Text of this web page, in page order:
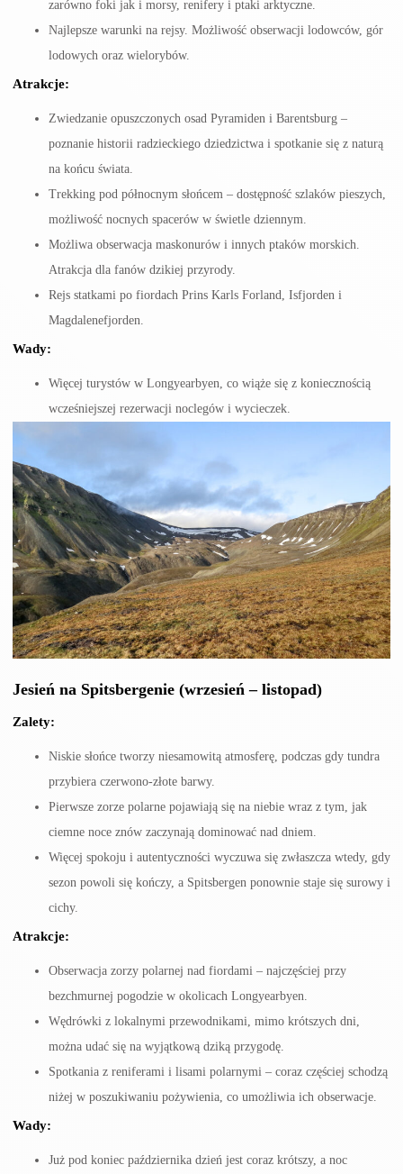
zarówno foki jak i morsy, renifery i ptaki arktyczne.
Najlepsze warunki na rejsy. Możliwość obserwacji lodowców, gór
lodowych oraz wielorybów.
Atrakcje:
Zwiedzanie opuszczonych osad Pyramiden i Barentsburg –
poznanie historii radzieckiego dziedzictwa i spotkanie się z naturą
na końcu świata.
Trekking pod północnym słońcem – dostępność szlaków pieszych,
możliwość nocnych spacerów w świetle dziennym.
Możliwa obserwacja maskonurów i innych ptaków morskich.
Atrakcja dla fanów dzikiej przyrody.
Rejs statkami po fiordach Prins Karls Forland, Isfjorden i
Magdalenefjorden.
Wady:
Więcej turystów w Longyearbyen, co wiąże się z koniecznością
wcześniejszej rezerwacji noclegów i wycieczek.
Jesień na Spitsbergenie (wrzesień – listopad)
Zalety:
Niskie słońce tworzy niesamowitą atmosferę, podczas gdy tundra
przybiera czerwono-złote barwy.
Pierwsze zorze polarne pojawiają się na niebie wraz z tym, jak
ciemne noce znów zaczynają dominować nad dniem.
Więcej spokoju i autentyczności wyczuwa się zwłaszcza wtedy, gdy
sezon powoli się kończy, a Spitsbergen ponownie staje się surowy i
cichy.
Atrakcje:
Obserwacja zorzy polarnej nad fiordami – najczęściej przy
bezchmurnej pogodzie w okolicach Longyearbyen.
Wędrówki z lokalnymi przewodnikami, mimo krótszych dni,
można udać się na wyjątkową dziką przygodę.
Spotkania z reniferami i lisami polarnymi – coraz częściej schodzą
niżej w poszukiwaniu pożywienia, co umożliwia ich obserwacje.
Wady:
Już pod koniec października dzień jest coraz krótszy, a noc